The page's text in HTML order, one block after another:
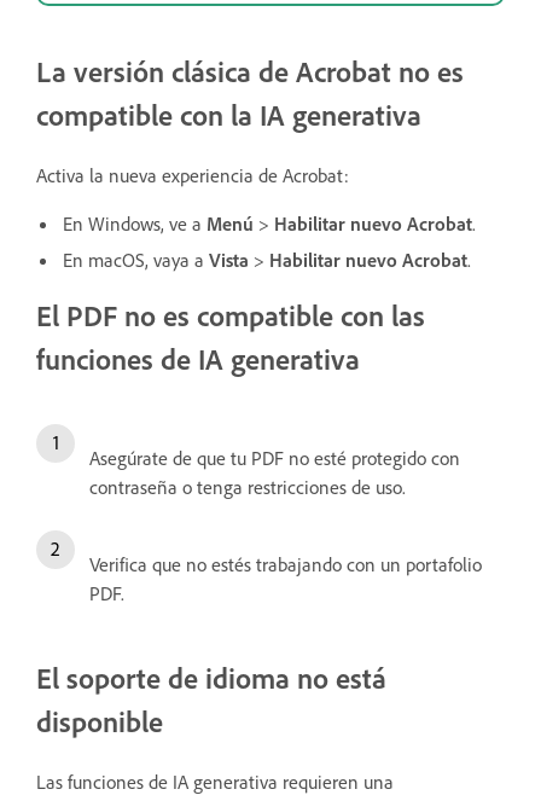
La versión clásica de Acrobat no es
compatible con la IA generativa
Activa la nueva experiencia de Acrobat:
En Windows, ve a Menú > Habilitar nuevo Acrobat.
En macOS, vaya a Vista > Habilitar nuevo Acrobat.
El PDF no es compatible con las
funciones de IA generativa
Asegúrate de que tu PDF no esté protegido con
contraseña o tenga restricciones de uso.
Verifica que no estés trabajando con un portafolio
PDF.
El soporte de idioma no está
disponible
Las funciones de IA generativa requieren una